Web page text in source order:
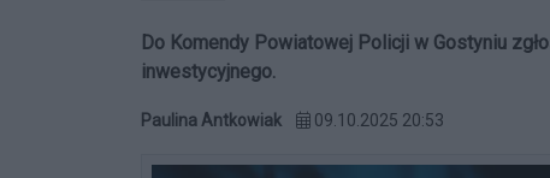
Do Komendy Powiatowej Policji w Gostyniu
inwestycyjnego.
Paulina Antkowiak 09.10.2025 20:53